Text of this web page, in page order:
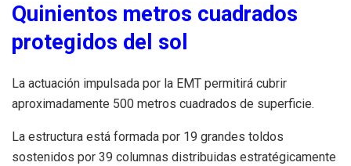
Quinientos metros cuadrados
protegidos del sol
La actuación impulsada por la EMT permitirá cubrir
aproximadamente 500 metros cuadrados de superficie.
La estructura está formada por 19 grandes toldos
sostenidos por 39 columnas distribuidas estratégicamente